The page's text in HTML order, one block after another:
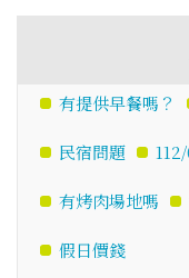
有提供早餐嗎？
民宿問題
有烤肉場地嗎
假日價錢